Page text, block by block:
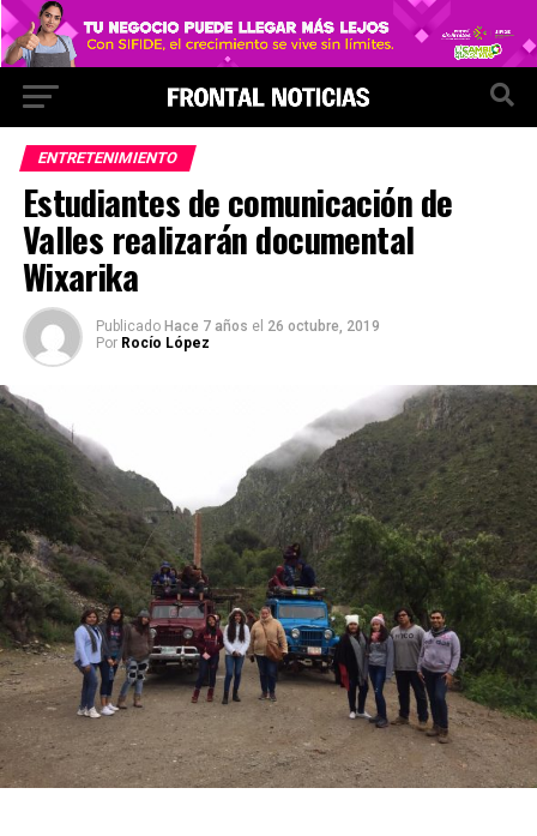
ENTRETENIMIENTO
Estudiantes de comunicación de
Valles realizarán documental
Wixarika
Publicado Hace 7 años el 26 octubre, 2019
Por Rocío López